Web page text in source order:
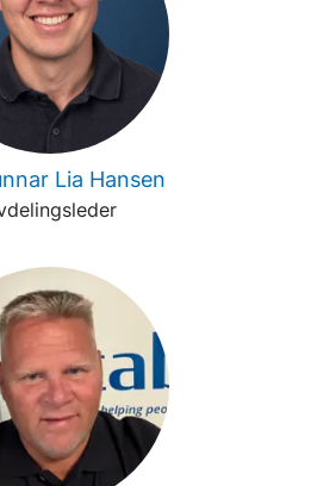
Lia Hansen